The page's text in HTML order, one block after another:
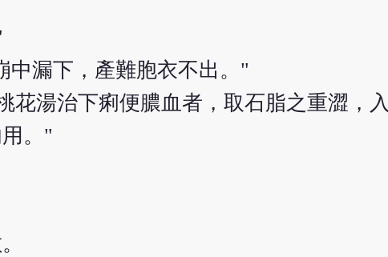
中漏下，產難胞衣不出。"
花湯治下痢便膿血者，取石脂之重澀，入
。"